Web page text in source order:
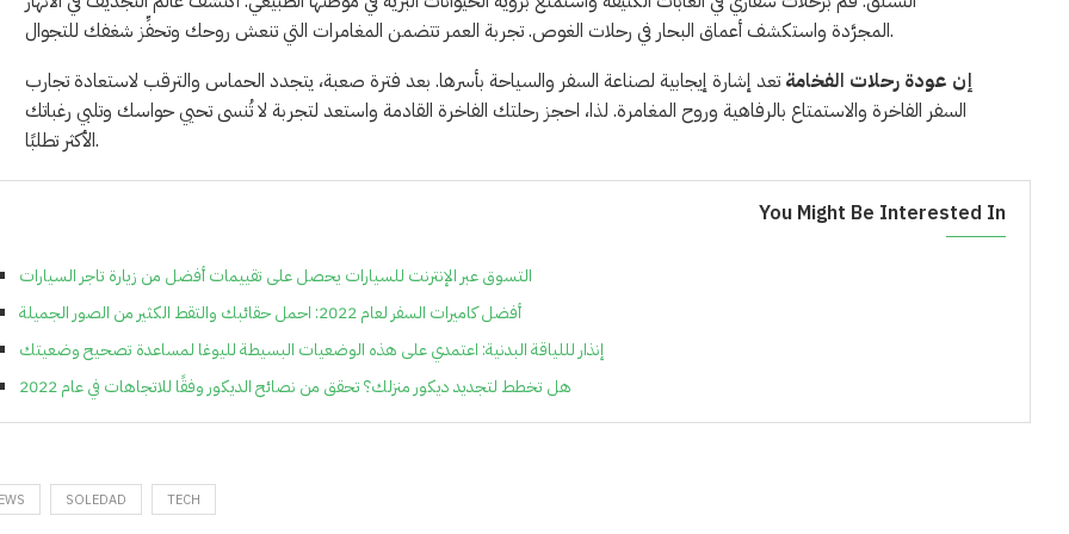
المجرَّدة واستكشف أعماق البحار في رحلات الغوص. تجربة العمر تتضمن المغامرات التي تنعش روحك وتحفِّز شغفك للتجوال.
إن عودة رحلات الفخامة تعد إشارة إيجابية لصناعة السفر والسياحة بأسرها. بعد فترة صعبة، يتجدد الحماس والترقب لاستعادة تجارب
السفر الفاخرة والاستمتاع بالرفاهية وروح المغامرة. لذا، احجز رحلتك الفاخرة القادمة واستعد لتجربة لا تُنسى تحيي حواسك وتلبي رغباتك
الأكثر تطلبًا.
You Might Be Interested In
التسوق عبر الإنترنت للسيارات يحصل على تقييمات أفضل من زيارة تاجر السيارات
أفضل كاميرات السفر لعام 2022: احمل حقائبك والتقط الكثير من الصور الجميلة
إنذار لللياقة البدنية: اعتمدي على هذه الوضعيات البسيطة لليوغا لمساعدة تصحيح وضعيتك
هل تخطط لتجديد ديكور منزلك؟ تحقق من نصائح الديكور وفقًا للاتجاهات في عام 2022
SOLEDAD TECH